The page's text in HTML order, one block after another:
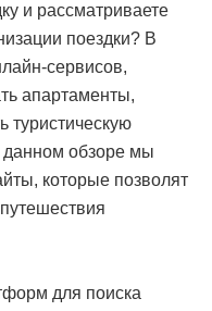
и рассматриваете
поездки? В
сервисов,
апартаменты,
туристическую
данном обзоре мы
которые позволят
путешествия
для поиска